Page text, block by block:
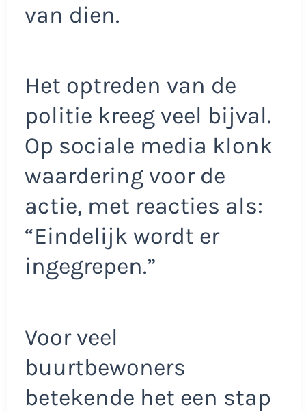
van dien.
Het optreden van de
politie kreeg veel bijval.
Op sociale media klonk
waardering voor de
actie, met reacties als:
“Eindelijk wordt er
ingegrepen.”
Voor veel
buurtbewoners
betekende het een stap